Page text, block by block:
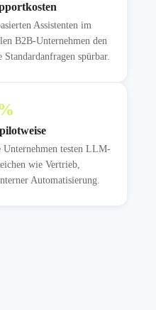
Assistenten im
B2B-Unternehmen den
spürbar.
testen LLM-
wie Vertrieb,
Automatisierung.